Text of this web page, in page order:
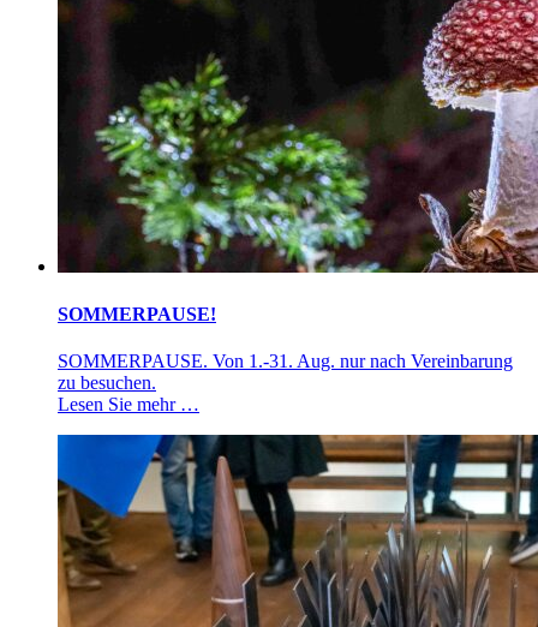
SOMMERPAUSE!
SOMMERPAUSE. Von 1.-31. Aug. nur nach Vereinbarung
zu besuchen.
Lesen Sie mehr …